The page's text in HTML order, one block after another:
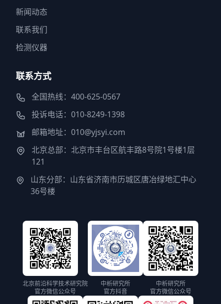
新闻动态
联系我们
检测仪器
联系方式
全国热线：400-625-0567
投诉电话：010-8249-1398
邮箱地址：010@yjsyi.com
北京总部：北京市丰台区航丰路8号院1号楼1层
121
山东分部：山东省济南市历城区唐冶绿地汇中心
36号楼
北京前沿科学技术研究院
官方微信公众号
中析研究所
官方抖音
中析研究所
官方微信公众号